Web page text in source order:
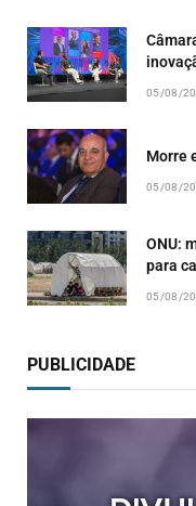
05/08/
Morre
05/08/
ONU:
para
05/08/
PUBLICIDADE